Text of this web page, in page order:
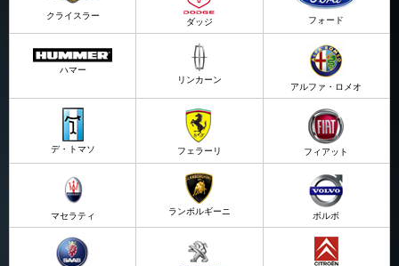
クライスラー ダッジ フォード
ハマー
リンカーン
アルファ・ロメオ
デ・トマソ フェラーリ フィアット
マセラティ ランボルギーニ ボルボ